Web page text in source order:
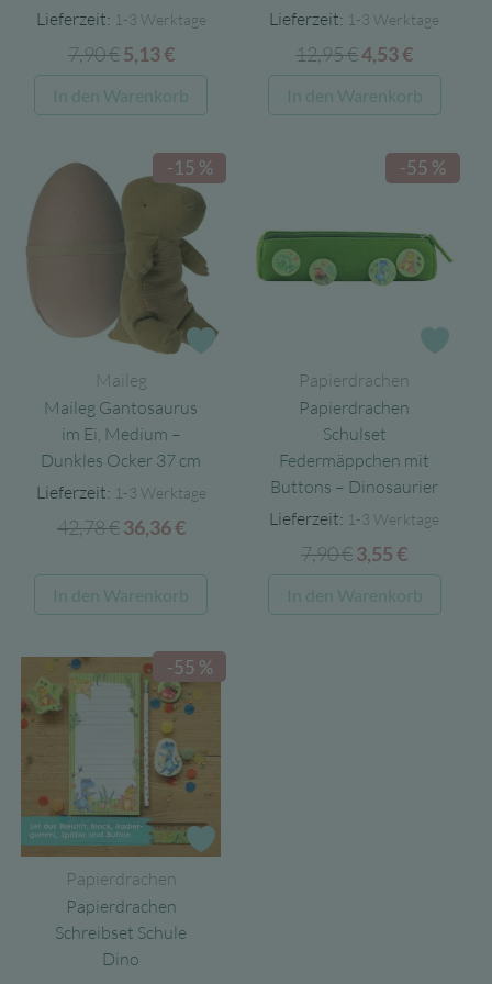
Lieferzeit: 1-3 Werktage
7,90€ Ursprünglicher
Preis
war:
5,13€Aktueller
Preis
ist:
In den Warenkorb
Lieferzeit: 1-3 Werktage
12,95€Ursprünglicher
Preis
war:
4,53€
Preis
ist:
In den Warenkorb
-15 %
Maileg
Maileg Gantosaurus
im Ei, Medium –
Dunkles Ocker 37 cm
Lieferzeit: 1-3 Werktage
42,78€ Ursprünglicher
war:
42,78 €
36,36€Aktueller
ist:
36,36 €.
In den Warenkorb
-55 %
Papierdrachen
Papierdrachen
Schulset
Federmäppchen mit
Buttons – Dinosaurier
Lieferzeit: 1-3 Werktage
7,90€Ursprünglicher
Preis
war:
3,55€Aktueller
Preis
ist:
In den Warenkorb
-55 %
Papierdrachen
Papierdrachen
Schreibset Schule
Dino